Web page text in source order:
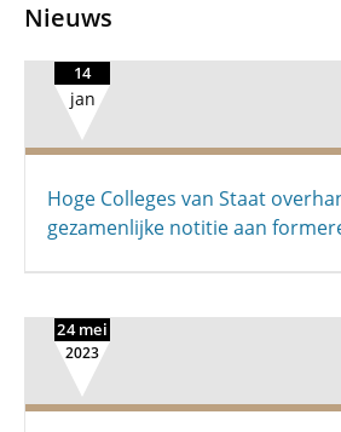
Nieuws
14
jan
Hoge Colleges van Staat
gezamenlijke notitie aan
24 mei
2023